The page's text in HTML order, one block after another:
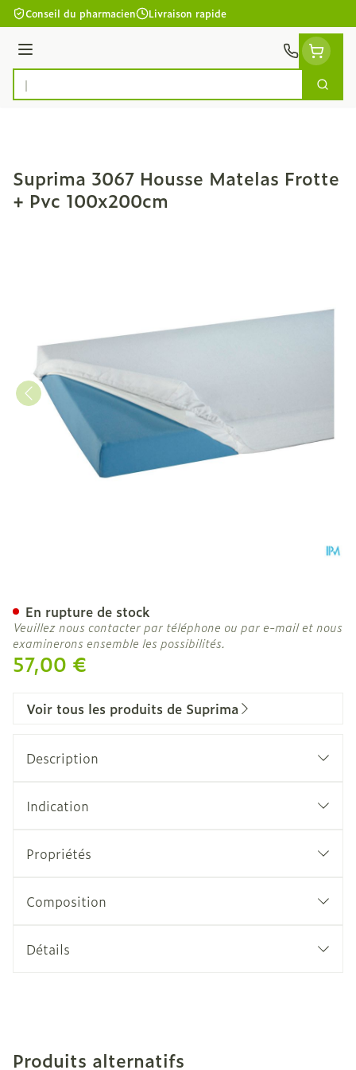
Aller au contenu
Conseil du pharmacien Livraison rapide
Menu
Rechercher
Suprima 3067 Housse Matelas Frotte
+ Pvc 100x200cm
57,00 €
En rupture de stock
Veuillez nous contacter par téléphone ou par e-mail et nous
examinerons ensemble les possibilités.
Voir tous les produits de Suprima
Description
Indication
Propriétés
Composition
Détails
Produits alternatifs